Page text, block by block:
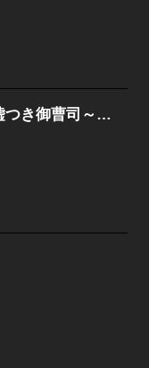
なりすまし悪女と嘘つき御曹司～元彼と蜜恋同棲始めました！～